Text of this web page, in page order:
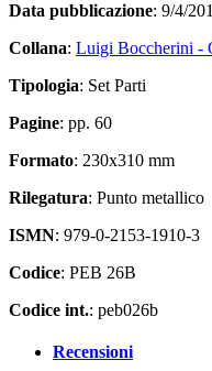
Data pubblicazione: 9/4/
Collana: Luigi Boccherini -
Tipologia: Set Parti
Pagine: pp. 60
Formato: 230x310 mm
Rilegatura: Punto metallico
ISMN: 979-0-2153-1910-3
Codice: PEB 26B
Codice int.: peb026b
Recensioni